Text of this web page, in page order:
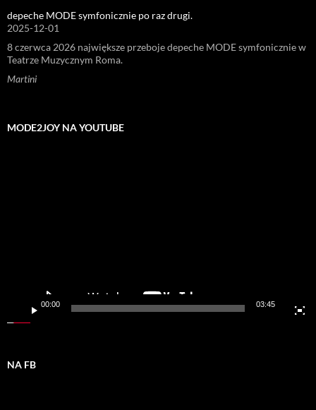
depeche MODE symfonicznie po raz drugi.
2025-12-01
8 czerwca 2026 największe przeboje depeche MODE symfonicznie w
Teatrze Muzycznym Roma.
Martini
MODE2JOY NA YOUTUBE
00:00 03:45
NA FB